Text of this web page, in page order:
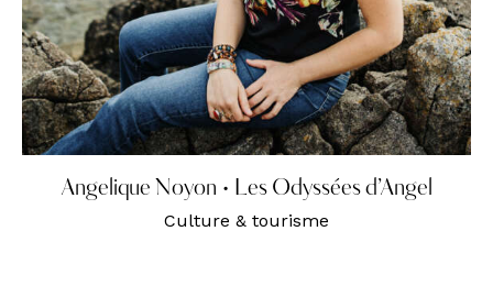
Angelique Noyon • Les Odyssées d’Angel
Culture & tourisme